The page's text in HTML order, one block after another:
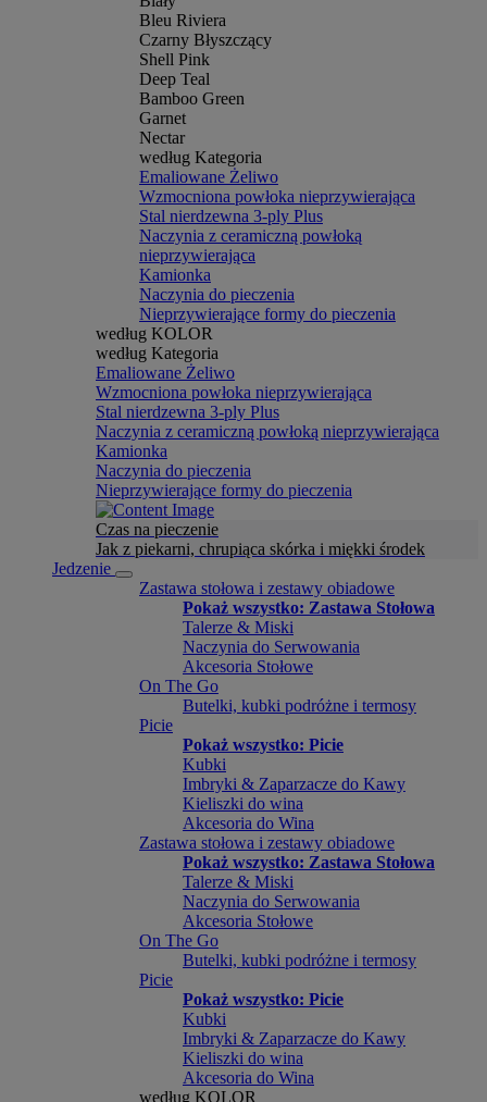
Bleu Riviera
Czarny Błyszczący
Shell Pink
Deep Teal
Bamboo Green
Garnet
Nectar
według Kategoria
Emaliowane Żeliwo
Wzmocniona powłoka nieprzywierająca
Stal nierdzewna 3-ply Plus
Naczynia z ceramiczną powłoką
nieprzywierająca
Kamionka
Naczynia do pieczenia
Nieprzywierające formy do pieczenia
według KOLOR
według Kategoria
Emaliowane Żeliwo
Wzmocniona powłoka nieprzywierająca
Stal nierdzewna 3-ply Plus
Naczynia z ceramiczną powłoką nieprzywierająca
Kamionka
Naczynia do pieczenia
Nieprzywierające formy do pieczenia
Czas na pieczenie
Jak z piekarni, chrupiąca skórka i miękki środek
Jedzenie
Zastawa stołowa i zestawy obiadowe
Pokaż wszystko: Zastawa Stołowa
Talerze & Miski
Naczynia do Serwowania
Akcesoria Stołowe
On The Go
Butelki, kubki podróżne i termosy
Picie
Pokaż wszystko: Picie
Kubki
Imbryki & Zaparzacze do Kawy
Kieliszki do wina
Akcesoria do Wina
Zastawa stołowa i zestawy obiadowe
Pokaż wszystko: Zastawa Stołowa
Talerze & Miski
Naczynia do Serwowania
Akcesoria Stołowe
On The Go
Butelki, kubki podróżne i termosy
Picie
Pokaż wszystko: Picie
Kubki
Imbryki & Zaparzacze do Kawy
Kieliszki do wina
Akcesoria do Wina
według KOLOR